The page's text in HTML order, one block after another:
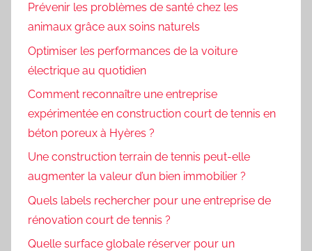
Prévenir les problèmes de santé chez les
animaux grâce aux soins naturels
Optimiser les performances de la voiture
électrique au quotidien
Comment reconnaître une entreprise
expérimentée en construction court de tennis en
béton poreux à Hyères ?
Une construction terrain de tennis peut-elle
augmenter la valeur d’un bien immobilier ?
Quels labels rechercher pour une entreprise de
rénovation court de tennis ?
Quelle surface globale réserver pour un